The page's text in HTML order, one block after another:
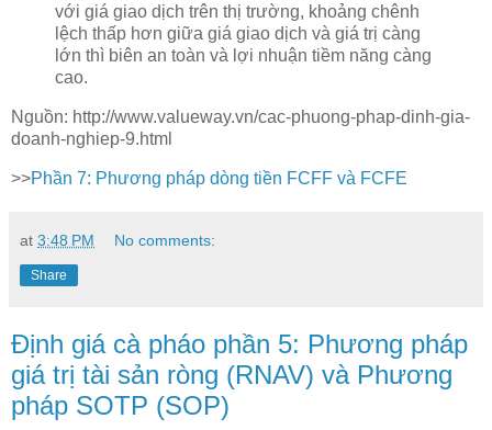
với giá giao dịch trên thị trường, khoảng chênh
lệch thấp hơn giữa giá giao dịch và giá trị càng
lớn thì biên an toàn và lợi nhuận tiềm năng càng
cao.
Nguồn: http://www.valueway.vn/cac-phuong-phap-dinh-gia-
doanh-nghiep-9.html
>>Phần 7: Phương pháp dòng tiền FCFF và FCFE
at 3:48 PM No comments:
Share
Định giá cà pháo phần 5: Phương pháp
giá trị tài sản ròng (RNAV) và Phương
pháp SOTP (SOP)